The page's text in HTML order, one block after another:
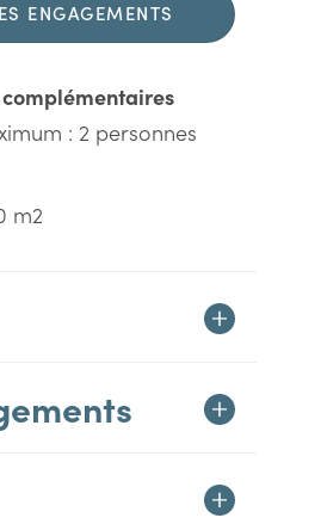
ENGAGEMENTS
: 2 personnes
m2